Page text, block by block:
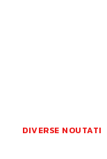
DIVERSE NOUTATI